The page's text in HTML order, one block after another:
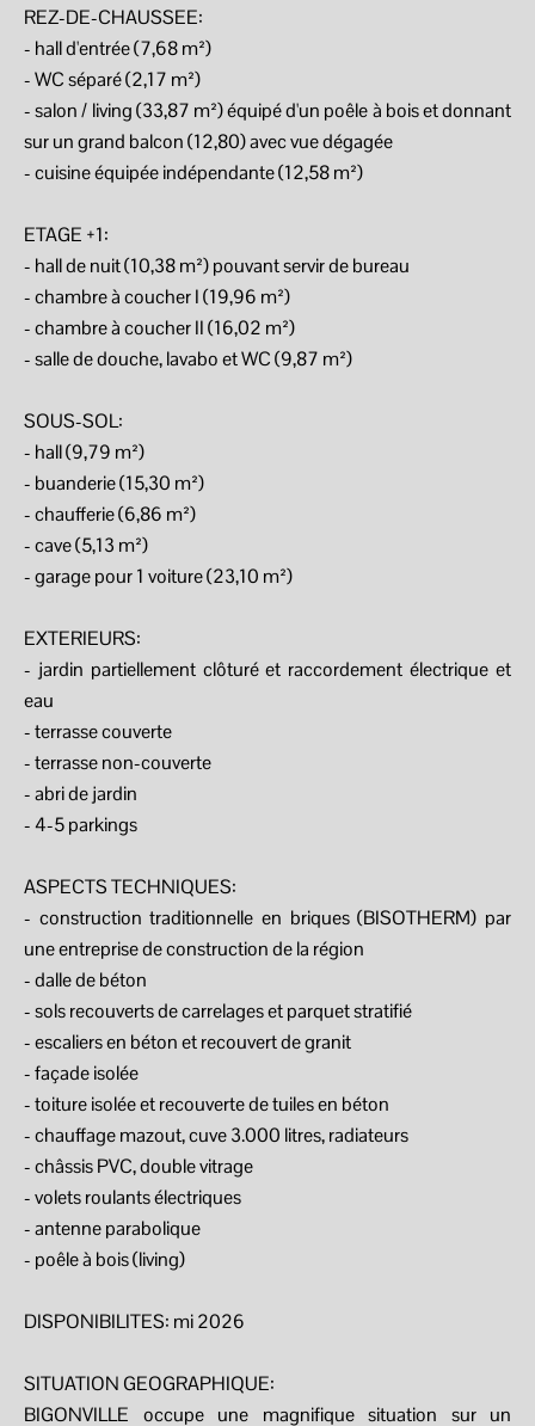
REZ-DE-CHAUSSEE:
- hall d'entrée (7,68 m²)
- WC séparé (2,17 m²)
- salon / living (33,87 m²) équipé d'un poêle à bois et donnant
sur un grand balcon (12,80) avec vue dégagée
- cuisine équipée indépendante (12,58 m²)
ETAGE +1:
- hall de nuit (10,38 m²) pouvant servir de bureau
- chambre à coucher I (19,96 m²)
- chambre à coucher II (16,02 m²)
- salle de douche, lavabo et WC (9,87 m²)
SOUS-SOL:
- hall (9,79 m²)
- buanderie (15,30 m²)
- chaufferie (6,86 m²)
- cave (5,13 m²)
- garage pour 1 voiture (23,10 m²)
EXTERIEURS:
- jardin partiellement clôturé et raccordement électrique et
eau
- terrasse couverte
- terrasse non-couverte
- abri de jardin
- 4-5 parkings
ASPECTS TECHNIQUES:
- construction traditionnelle en briques (BISOTHERM) par
une entreprise de construction de la région
- dalle de béton
- sols recouverts de carrelages et parquet stratifié
- escaliers en béton et recouvert de granit
- façade isolée
- toiture isolée et recouverte de tuiles en béton
- chauffage mazout, cuve 3.000 litres, radiateurs
- châssis PVC, double vitrage
- volets roulants électriques
- antenne parabolique
- poêle à bois (living)
DISPONIBILITES: mi 2026
SITUATION GEOGRAPHIQUE:
BIGONVILLE occupe une magnifique situation sur un